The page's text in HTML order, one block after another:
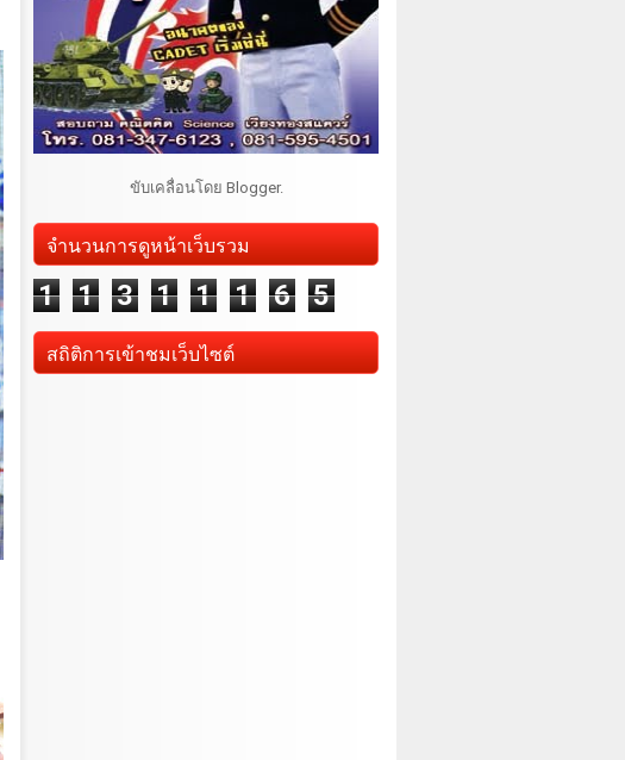
ขับเคลื่อนโดย Blogger.
จำนวนการดูหน้าเว็บรวม
1 1 3 1 1 1 6 5
สถิติการเข้าชมเว็บไซต์